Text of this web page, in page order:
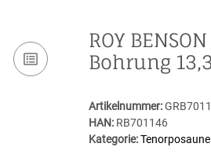
ROY
Bohrung
Artikelnummer:
HAN: RB701146
Kategorie: